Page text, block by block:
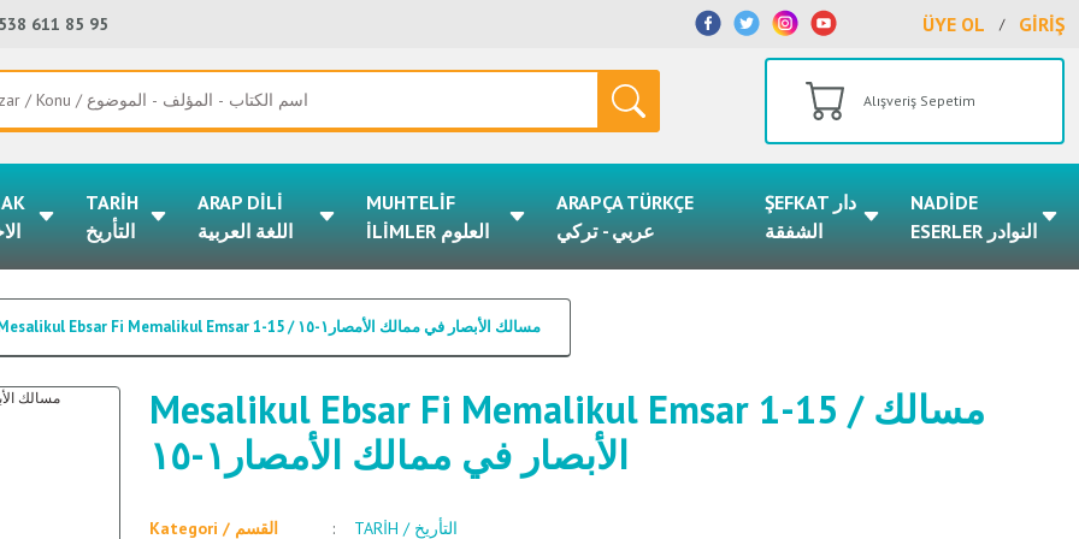
611 85 95 ÜYE OL / GİRİŞ
Alışveriş Sepetim
TARİH
التأريخ
ARAP DİLİ
اللغة العربية
MUHTELİF
İLİMLER العلوم
ARAPÇA TÜRKÇE
عربي - تركي
ŞEFKAT دار
الشفقة
NADİDE
ESERLER النوادر
Mesalikul Ebsar Fi Memalikul Emsar 1-15 / مسالك الأبصار في ممالك الأمصار١-١٥
Mesalikul Ebsar Fi Memalikul Emsar 1-15 / مسالك
الأبصار في ممالك الأمصار١-١٥
Kategori / القسم TARİH / التأريخ